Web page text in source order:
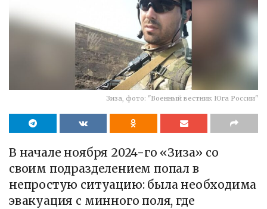
Зиза, фото: "Военный вестник Юга России"
В начале ноября 2024-го «Зиза» со
своим подразделением попал в
непростую ситуацию: была необходима
эвакуация с минного поля, где